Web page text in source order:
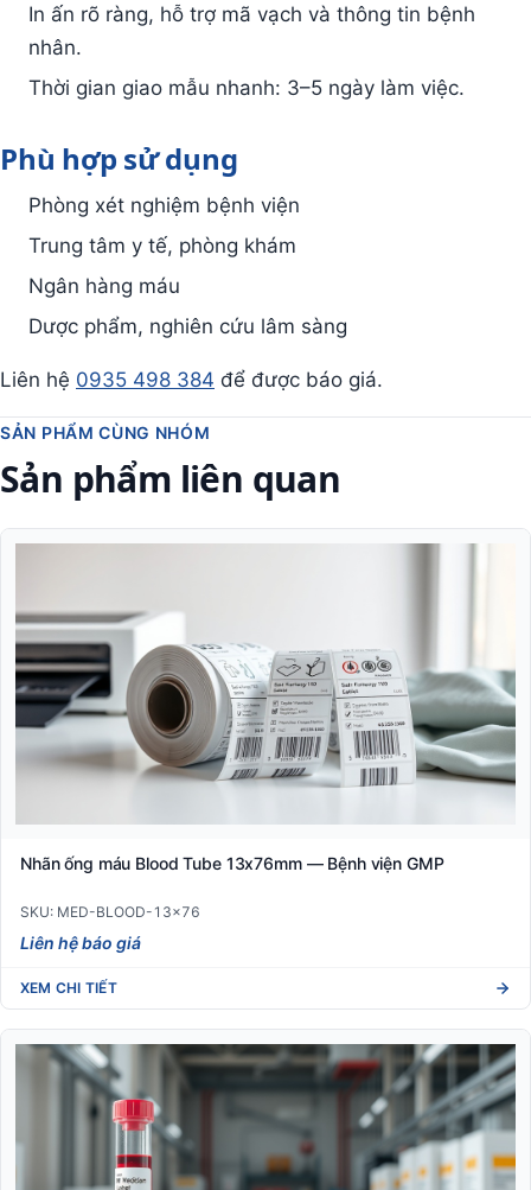
In ấn rõ ràng, hỗ trợ mã vạch và thông tin bệnh
nhân.
Thời gian giao mẫu nhanh: 3–5 ngày làm việc.
Phù hợp sử dụng
Phòng xét nghiệm bệnh viện
Trung tâm y tế, phòng khám
Ngân hàng máu
Dược phẩm, nghiên cứu lâm sàng
Liên hệ 0935 498 384 để được báo giá.
SẢN PHẨM CÙNG NHÓM
Sản phẩm liên quan
Nhãn ống máu Blood Tube 13x76mm — Bệnh viện GMP
SKU: MED-BLOOD-13x76
Liên hệ báo giá
XEM CHI TIẾT